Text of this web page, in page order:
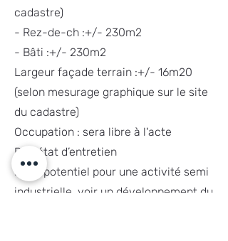
cadastre)
- Rez-de-ch :+/- 230m2
- Bâti :+/- 230m2
Largeur façade terrain :+/- 16m20
(selon mesurage graphique sur le site
du cadastre)
Occupation : sera libre à l'acte
Bon état d’entretien
Beau potentiel pour une activité semi
industrielle, voir un développement du